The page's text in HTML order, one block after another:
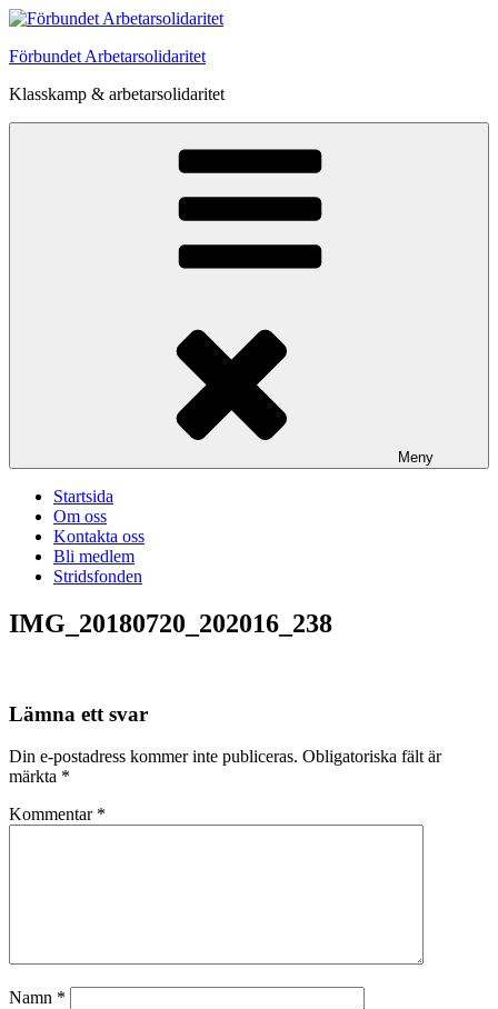
Hoppa
innehåll
Förbundet Arbetarsolidaritet
Klasskamp & arbetarsolidaritet
Meny
Startsida
Om oss
Kontakta oss
Bli medlem
Stridsfonden
IMG_20180720_202016_238
Lämna ett svar
Din e-postadress kommer inte publiceras. Obligatoriska fält är
märkta *
Kommentar *
Namn *